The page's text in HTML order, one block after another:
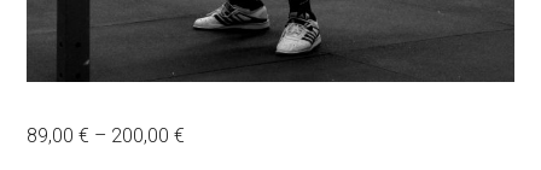
89,00€ – 200,00€